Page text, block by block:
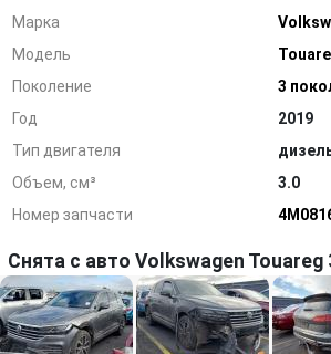
Марка
Модель
Поколение
3
Год
2019
Тип двигателя
Объем, см³
3.0
Номер запчасти
Снята с авто Volkswagen Touareg